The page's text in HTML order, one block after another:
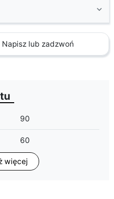
lub zadzwoń
90
60
połysk
więcej